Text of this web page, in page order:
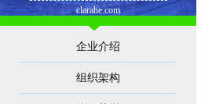
clarahe.com
企业介绍
组织架构